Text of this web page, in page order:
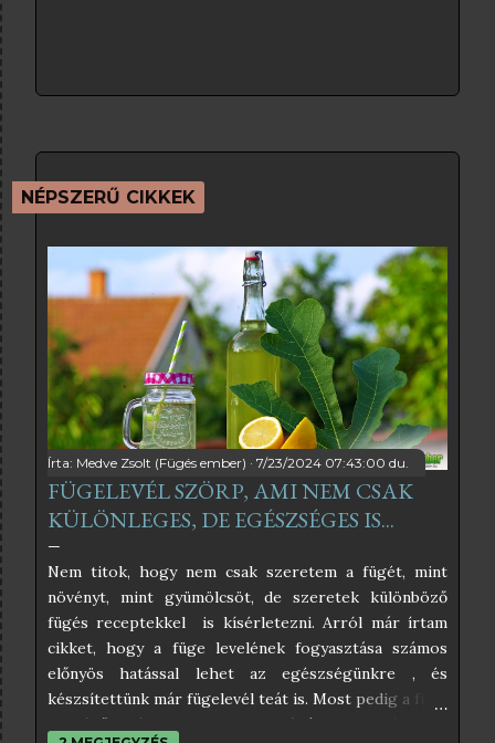
NÉPSZERŰ CIKKEK
Írta: Medve Zsolt (Fügés ember) 7/23/2024 07:43:00 du.
FÜGELEVÉL SZÖRP, AMI NEM CSAK
KÜLÖNLEGES, DE EGÉSZSÉGES IS...
Nem titok, hogy nem csak szeretem a fügét, mint
növényt, mint gyümölcsöt, de szeretek különböző
fügés receptekkel is kísérletezni. Arról már írtam
cikket, hogy a füge levelének fogyasztása számos
előnyös hatással lehet az egészségünkre , és
készsítettünk már fügelevél teát is. Most pedig a füge
leveléből készült szörpöt próbáltam ki, és úgy